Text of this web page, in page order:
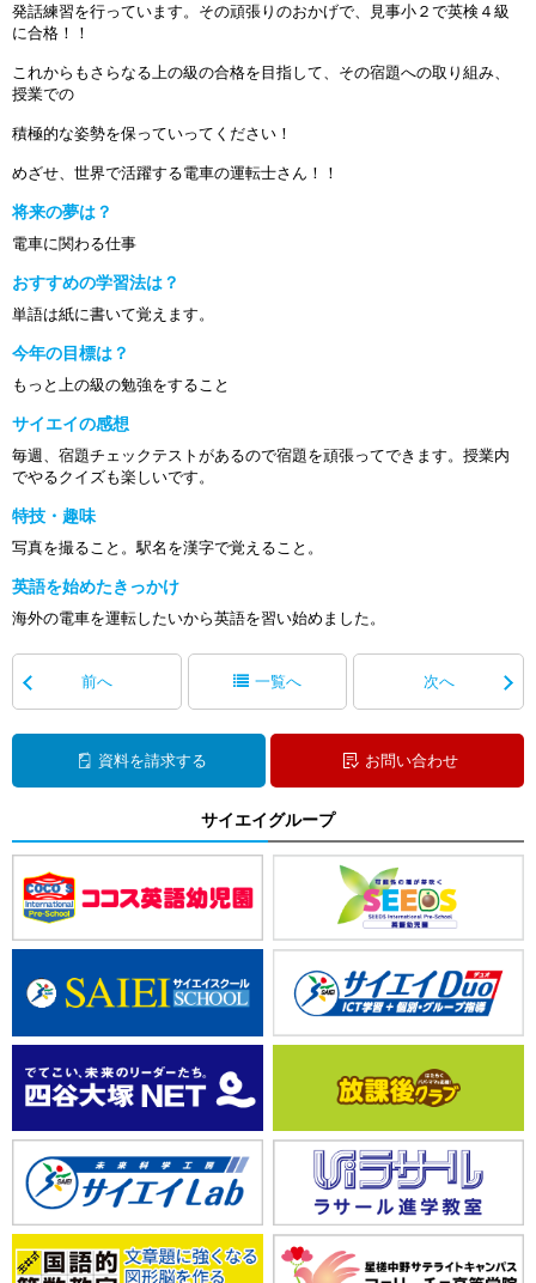
発話練習を行っています。その頑張りのおかげで、見事小２で英検４級
に合格！！
これからもさらなる上の級の合格を目指して、その宿題への取り組み、
授業での
積極的な姿勢を保っていってください！
めざせ、世界で活躍する電車の運転士さん！！
将来の夢は？
電車に関わる仕事
おすすめの学習法は？
単語は紙に書いて覚えます。
今年の目標は？
もっと上の級の勉強をすること
サイエイの感想
毎週、宿題チェックテストがあるので宿題を頑張ってできます。授業内
でやるクイズも楽しいです。
特技・趣味
写真を撮ること。駅名を漢字で覚えること。
英語を始めたきっかけ
海外の電車を運転したいから英語を習い始めました。
前へ 一覧へ 次へ
資料を請求する お問い合わせ
サイエイグループ